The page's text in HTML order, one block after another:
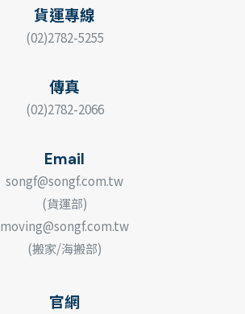
貨運專線
(02)2782-5255
傳真
(02)2782-2066
Email
songf@songf.com.tw
(貨運部)
moving@songf.com.tw
(搬家/海搬部)
官網